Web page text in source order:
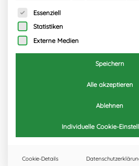
Mein liebster Freund
kleiner Fuchs!
5,95€
Lieferzeit: Download
Es folgt eine Liste der Service-
Essenziell
Statistiken
Externe Medien
Speichern
Alle akzeptieren
Ablehnen
Individuelle Cookie-
Cookie-Details